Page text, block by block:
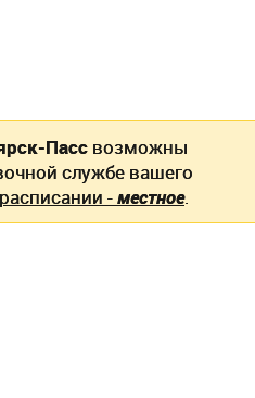
Пасс возможны
службе вашего
-местное.